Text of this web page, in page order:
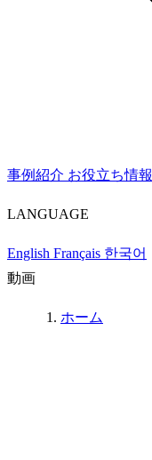
事例紹介 お役立ち情報
LANGUAGE
English Français 한국어
動画
ホーム